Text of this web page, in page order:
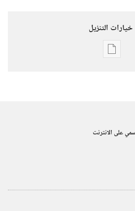
خيارات التنزيل
خيارات
يوليو‏
على الانترنت